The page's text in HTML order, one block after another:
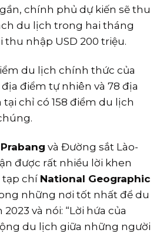
chính phủ dự kiến ​​sẽ thu
du lịch trong hai tháng
nhập USD 200 triệu.
du lịch chính thức của
địa điểm tự nhiên và 78 địa
tại chỉ có 158 điểm du lịch
và Đường sắt Lào-
được rất nhiều lời khen
tạp chí National Geographic
những nơi tốt nhất để du
và nói: “Lời hứa của
du lịch giữa những người